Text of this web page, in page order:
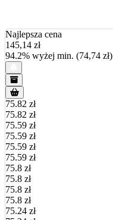
Najlepsza cena
145,14 zł
94.2% wyżej min. (74,74 zł)
75.82 zł
75.82 zł
75.59 zł
75.59 zł
75.59 zł
75.59 zł
75.8 zł
75.8 zł
75.8 zł
75.8 zł
75.24 zł